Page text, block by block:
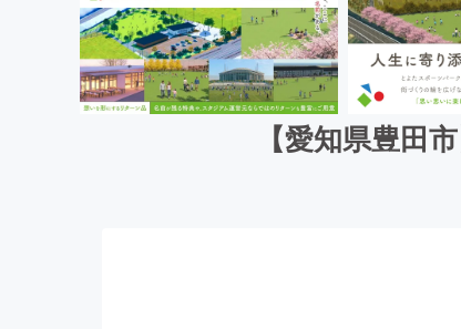
【愛知県豊田